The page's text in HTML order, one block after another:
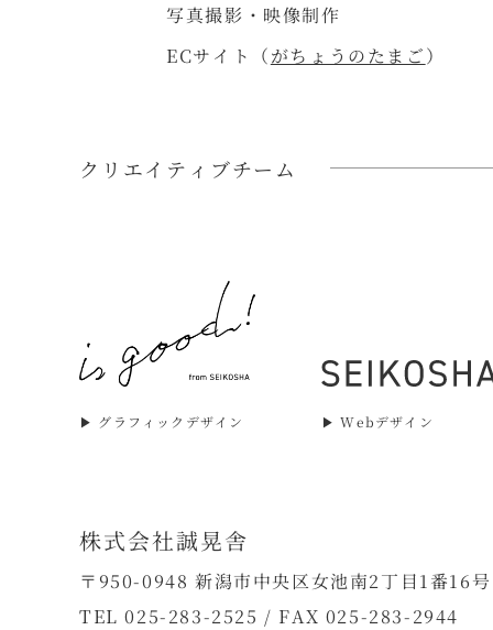
写真撮影・映像制作
ECサイト（がちょうのたまご）
クリエイティブチーム
▶︎ グラフィックデザイン ▶︎ Webデザイン
株式会社誠晃舎
〒950-0948 新潟市中央区女池南2丁目1番16号
TEL 025-283-2525 / FAX 025-283-2944